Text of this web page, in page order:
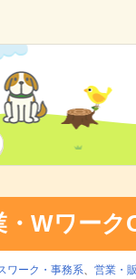
・Wワーク
ワーク・事務系、 営業・